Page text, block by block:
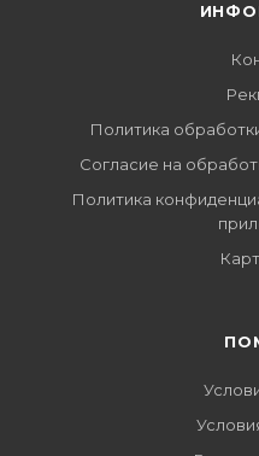
Политика
Согласие на
Политика